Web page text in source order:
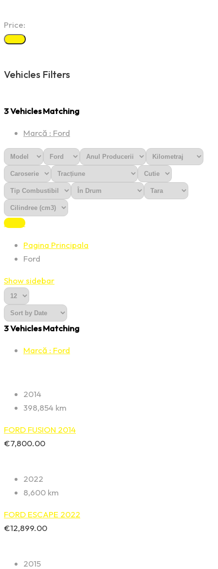
Price:
Vehicles Filters
3Vehicles Matching
Marcă : Ford
Reset
Pagina Principala
Ford
Show sidebar
3Vehicles Matching
Marcă : Ford
2014
398,854 km
FORD FUSION 2014
€7,800.00
2022
8,600 km
FORD ESCAPE 2022
€12,899.00
2015